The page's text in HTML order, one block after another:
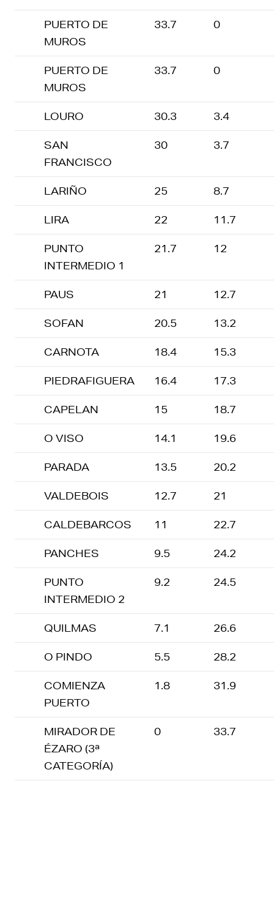
PUERTO DE
MUROS
33.7 0
PUERTO DE
MUROS
33.7 0
LOURO 30.3 3.4
SAN
FRANCISCO
30 3.7
LARIÑO 25 8.7
LIRA 22 11.7
PUNTO
INTERMEDIO 1
21.7 12
PAUS 21 12.7
SOFAN 20.5 13.2
CARNOTA 18.4 15.3
PIEDRAFIGUERA 16.4 17.3
CAPELAN 15 18.7
O VISO 14.1 19.6
PARADA 13.5 20.2
VALDEBOIS 12.7 21
CALDEBARCOS 11 22.7
PANCHES 9.5 24.2
PUNTO
INTERMEDIO 2
9.2 24.5
QUILMAS 7.1 26.6
O PINDO 5.5 28.2
COMIENZA
PUERTO
1.8 31.9
MIRADOR DE
ÉZARO (3ª
CATEGORÍA)
0 33.7